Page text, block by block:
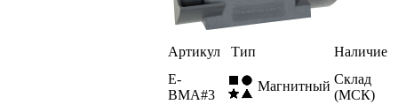
Артикул Тип
Наличие
E-
BMA#3
Магнитный Склад
(МСК)